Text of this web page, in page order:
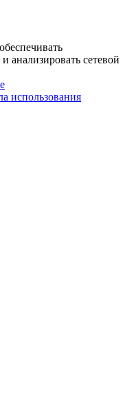
анализировать сетевой
использования